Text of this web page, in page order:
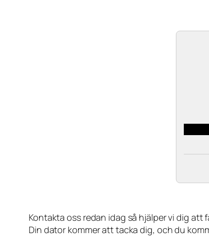
Kontakta oss redan idag så hjälper vi dig
Din dator kommer att tacka dig, och du